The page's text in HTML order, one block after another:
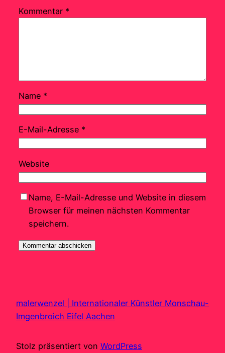
Kommentar *
Name *
E-Mail-Adresse *
Website
Name, E-Mail-Adresse und Website in diesem
Browser für meinen nächsten Kommentar
speichern.
malerwenzel | Internationaler Künstler Monschau-
Imgenbroich Eifel Aachen
Stolz präsentiert von WordPress